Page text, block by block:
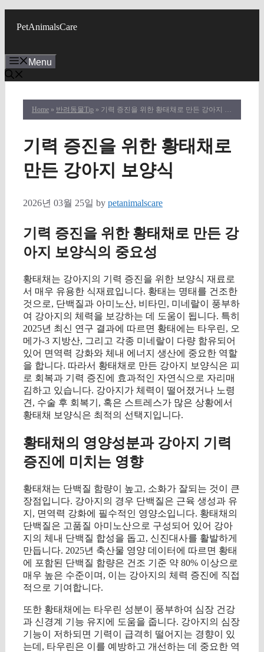
PetAnimalsCare
Menu
Home » 반려동물Tip » 기력 증진을 위한 황태채로 만든 강아지 보양식
기력 증진을 위한 황태채로
만든 강아지 보양식
2026년 03월 25일 by petanimalscare
기력 증진을 위한 황태채로 만든 강
아지 보양식의 중요성
황태채는 강아지의 기력 증진을 위한 보양식 재료로
서 매우 유용한 식재료입니다. 황태는 명태를 건조한
것으로, 단백질과 아미노산, 비타민, 미네랄이 풍부하
여 강아지의 체력을 보강하는 데 도움이 됩니다. 특히
2025년 최신 연구 결과에 따르면 황태에는 타우린, 오
메가-3 지방산, 그리고 각종 미네랄이 다량 함유되어
있어 면역력 강화와 체내 에너지 생산에 중요한 역할
을 합니다. 따라서 황태채로 만든 강아지 보양식은 피
로 회복과 기력 증진에 효과적인 자연식으로 자리매
김하고 있습니다. 강아지가 체력이 떨어졌거나 노령
견, 수술 후 회복기, 혹은 스트레스가 많은 상황에서
황태채 보양식은 최적의 선택지입니다.
황태채의 영양성분과 강아지 기력
증진에 미치는 영향
황태채는 단백질 함량이 높고, 소화가 잘되는 것이 큰
장점입니다. 강아지의 경우 단백질은 근육 생성과 유
지, 면역력 강화에 필수적인 영양소입니다. 황태채의
단백질은 고품질 아미노산으로 구성되어 있어 강아
지의 체내 단백질 합성을 돕고, 신진대사를 활발하게
만듭니다. 2025년 축산물 영양 데이터에 따르면 황태
에 포함된 단백질 함량은 건조 기준 약 80% 이상으로
매우 높은 수준이며, 이는 강아지의 체력 증진에 직접
적으로 기여합니다.
또한 황태채에는 타우린 성분이 풍부하여 심장 건강
과 신경계 기능 유지에 도움을 줍니다. 강아지의 심장
기능이 저하되면 기력이 급격히 떨어지는 경향이 있
는데, 타우린은 이를 예방하고 개선하는 데 중요한 역